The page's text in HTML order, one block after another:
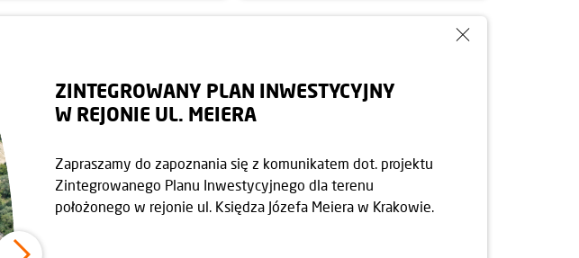
ZINTEGROWANY PLAN INWESTYCYJNY
W REJONIE UL. MEIERA
Zapraszamy do zapoznania się z komunikatem dot. projektu
Zintegrowanego Planu Inwestycyjnego dla terenu
położonego w rejonie ul. Księdza Józefa Meiera w Krakowie.